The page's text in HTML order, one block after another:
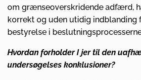
om grænseoverskridende adfærd,
korrekt og uden utidig indblanding
bestyrelse i
Hvordan forholder I jer til den
undersøgelses konklusioner?